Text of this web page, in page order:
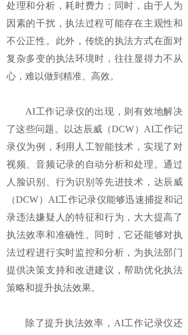
处理和分析，耗时费力；同时，由于人为
因素的干扰，执法过程可能存在主观性和
不公正性。此外，传统的执法方式在面对
复杂多变的执法环境时，往往显得力不从
心，难以做到精准、高效。
AI工作记录仪的出现，则有效地解决
了这些问题。以达辰威（DCW）AI工作记
录仪为例，利用人工智能技术，实现了对
视频、音频记录的自动分析和处理。通过
人脸识别、行为识别等先进技术，达辰威
（DCW）AI工作记录仪能够迅速捕捉和记
录违法嫌疑人的特征和行为，大大提高了
执法效率和准确性。同时，它还能够对执
法过程进行实时监控和分析，为执法部门
提供决策支持和改进建议，帮助优化执法
策略和提升执法效果。
除了提升执法效率，AI工作记录仪还